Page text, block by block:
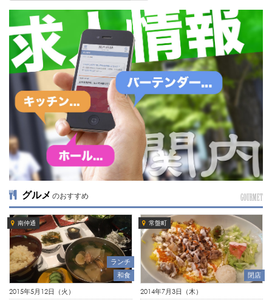
グルメ のおすすめ GOURMET
南仲通
ランチ
和食
2015年5月12日（火）
常盤町
閉店
2014年7月3日（木）